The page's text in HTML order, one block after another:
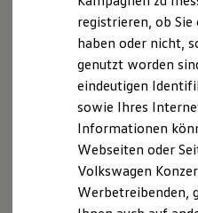
R Experience
Driving Experience
Volkswagen
Lifestyle Shop
T-Roc
Golf Kollektion
Volkswagen
R-Kollektion
GTI Kollektion
Fußball Drop
Datenschutzerklärungen
Lizenzhinweise Dritter
Angaben zum Digital Services Act
Produktsicherheitsinformationen
registrieren, ob
haben oder nicht,
genutzt worden
eindeutigen
sowie Ihres
Informationen
Webseiten oder
Volkswagen
Werbetreibenden,